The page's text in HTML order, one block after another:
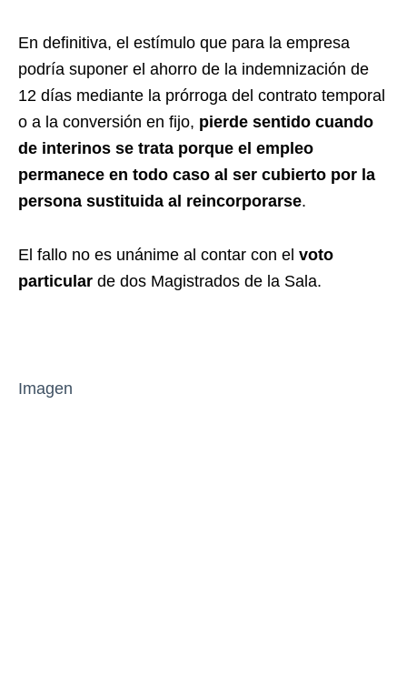
En definitiva, el estímulo que para la empresa
podría suponer el ahorro de la indemnización de
12 días mediante la prórroga del contrato temporal
o a la conversión en fijo, pierde sentido cuando
de interinos se trata porque el empleo
permanece en todo caso al ser cubierto por la
persona sustituida al reincorporarse.
El fallo no es unánime al contar con el voto
particular de dos Magistrados de la Sala.
Imagen